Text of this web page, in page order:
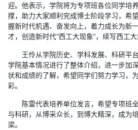
迎。他表示，学院将为专项班各位同学培
撑，助力大家顺利完成博士阶段学习，希
握新时代机遇、奋发向上，着力成长为新
才，创造新时代“西工大现象”，续写西工大
王伶从学院历史、学科发展、科研平
学院基本情况进行了整体介绍，进一步加
状和成绩的了解，希望同学们努力学习，
彩。
陈雷代表培养单位发言，希望专项班
与科研，从博采众长，到博大精深，成为
梁。